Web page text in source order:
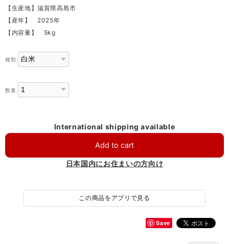
【生産地】滋賀県高島市
【産年】 2025年
【内容量】 5kg
種類
数量
International shipping available
Add to cart
日本国内にお住まいの方向け
この商品をアプリで見る
Save